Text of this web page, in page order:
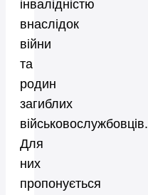
інвалідністю
внаслідок
війни
та
родин
загиблих
військовослужбовців.
Для
них
пропонується